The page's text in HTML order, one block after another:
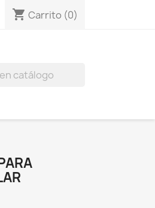
shopping_cart Carrito (0)